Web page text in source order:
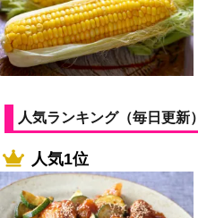
人気ランキング（毎日更新）
人気1位